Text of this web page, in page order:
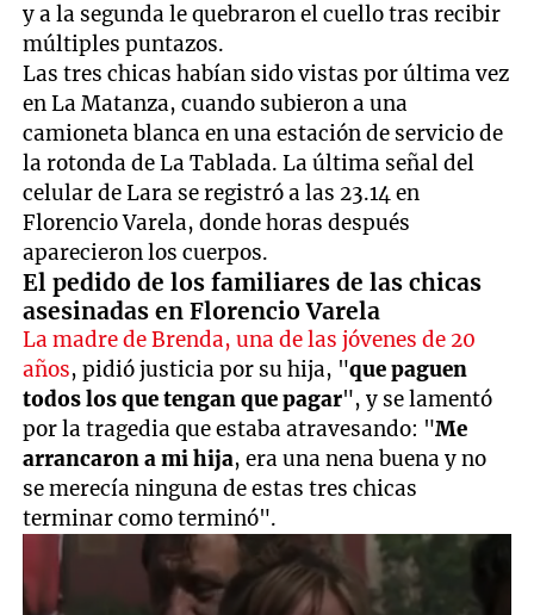
y a la segunda le quebraron el cuello tras recibir
múltiples puntazos.
Las tres chicas habían sido vistas por última vez
en La Matanza, cuando subieron a una
camioneta blanca en una estación de servicio de
la rotonda de La Tablada. La última señal del
celular de Lara se registró a las 23.14 en
Florencio Varela, donde horas después
aparecieron los cuerpos.
El pedido de los familiares de las chicas
asesinadas en Florencio Varela
La madre de Brenda, una de las jóvenes de 20
años, pidió justicia por su hija, "que paguen
todos los que tengan que pagar", y se lamentó
por la tragedia que estaba atravesando: "Me
arrancaron a mi hija, era una nena buena y no
se merecía ninguna de estas tres chicas
terminar como terminó".